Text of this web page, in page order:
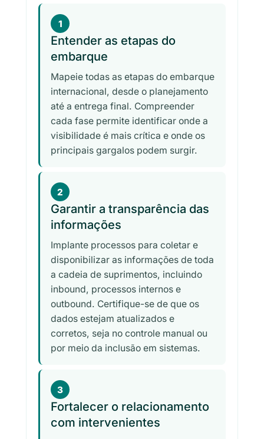
1
Entender as etapas do
embarque
Mapeie todas as etapas do embarque
internacional, desde o planejamento
até a entrega final. Compreender
cada fase permite identificar onde a
visibilidade é mais crítica e onde os
principais gargalos podem surgir.
2
Garantir a transparência das
informações
Implante processos para coletar e
disponibilizar as informações de toda
a cadeia de suprimentos, incluindo
inbound, processos internos e
outbound. Certifique-se de que os
dados estejam atualizados e
corretos, seja no controle manual ou
por meio da inclusão em sistemas.
3
Fortalecer o relacionamento
com intervenientes